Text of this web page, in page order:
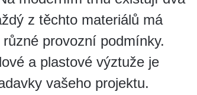
z těchto materiálů má
provozní podmínky.
a plastové výztuže je
vašeho projektu.